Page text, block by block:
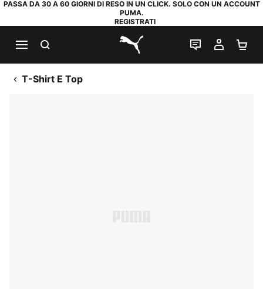
PASSA DA 30 A 60 GIORNI DI RESO IN UN CLICK. SOLO CON UN ACCOUNT
PUMA.
REGISTRATI
PUMA.com
CHAT IL MIO
T-Shirt E Top